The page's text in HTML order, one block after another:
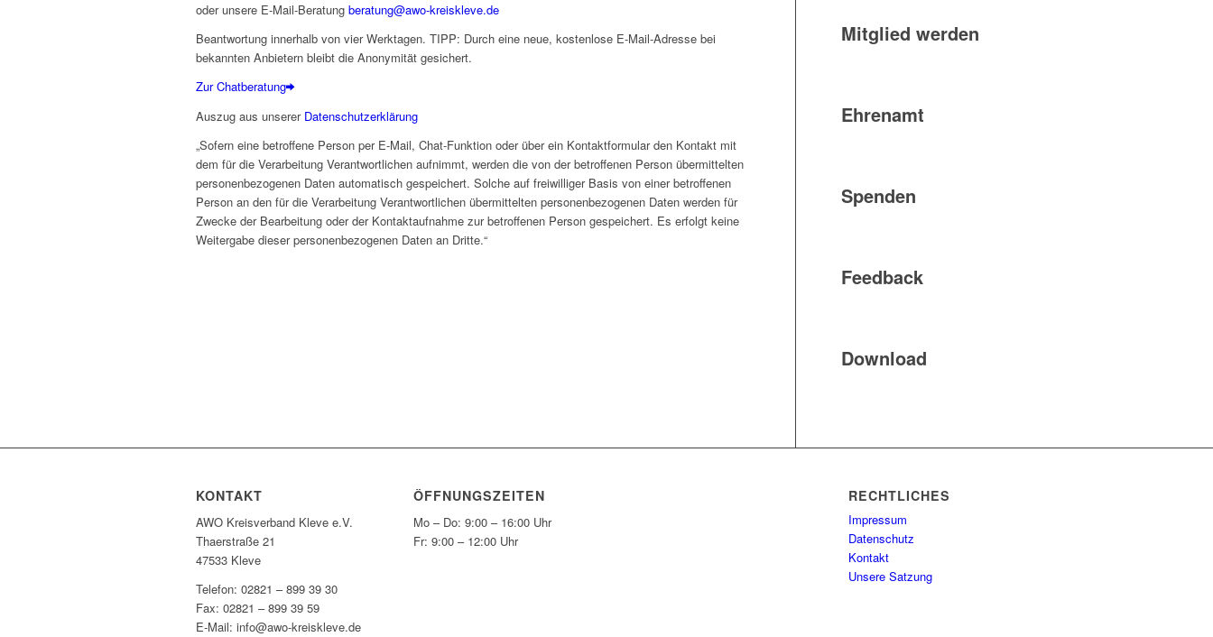
oder unsere E-Mail-Beratung beratung@awo-kreiskleve.de
Beantwortung innerhalb von vier Werktagen. TIPP: Durch eine neue, kostenlose E-Mail-Adresse bei
bekannten Anbietern bleibt die Anonymität gesichert.
Zur Chatberatung
Auszug aus unserer Datenschutzerklärung
„Sofern eine betroffene Person per E-Mail, Chat-Funktion oder über ein Kontaktformular den Kontakt mit
dem für die Verarbeitung Verantwortlichen aufnimmt, werden die von der betroffenen Person übermittelten
personenbezogenen Daten automatisch gespeichert. Solche auf freiwilliger Basis von einer betroffenen
Person an den für die Verarbeitung Verantwortlichen übermittelten personenbezogenen Daten werden für
Zwecke der Bearbeitung oder der Kontaktaufnahme zur betroffenen Person gespeichert. Es erfolgt keine
Weitergabe dieser personenbezogenen Daten an Dritte.“
Mitglied werden
Ehrenamt
Spenden
Feedback
Download
KONTAKT
AWO Kreisverband Kleve e.V.
Thaerstraße 21
47533 Kleve
Telefon: 02821 – 899 39 30
Fax: 02821 – 899 39 59
E-Mail: info@awo-kreiskleve.de
ÖFFNUNGSZEITEN
Mo – Do: 9:00 – 16:00 Uhr
Fr: 9:00 – 12:00 Uhr
RECHTLICHES
Impressum
Datenschutz
Kontakt
Unsere Satzung